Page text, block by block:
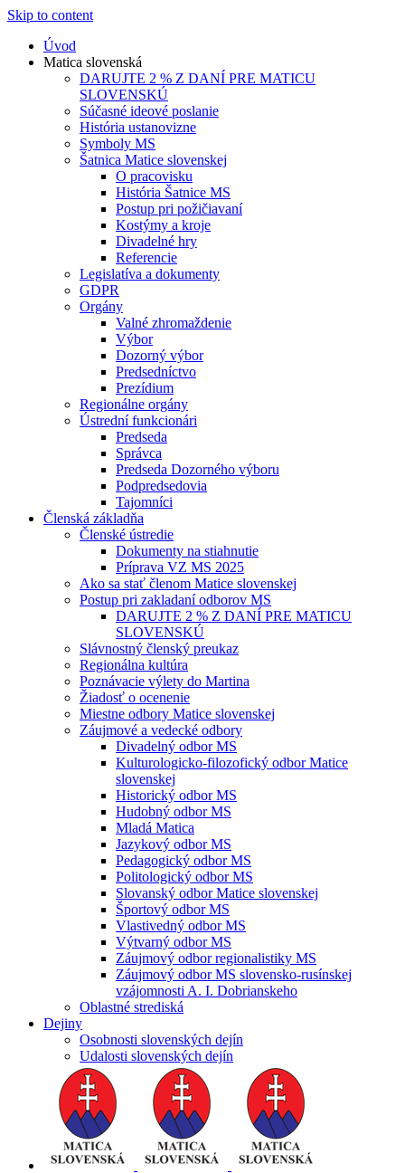
Skip to content
Úvod
Matica slovenská
DARUJTE 2 % Z DANÍ PRE MATICU
SLOVENSKÚ
Súčasné ideové poslanie
História ustanovizne
Symboly MS
Šatnica Matice slovenskej
O pracovisku
História Šatnice MS
Postup pri požičiavaní
Kostýmy a kroje
Divadelné hry
Referencie
Legislatíva a dokumenty
GDPR
Orgány
Valné zhromaždenie
Výbor
Dozorný výbor
Predsedníctvo
Prezídium
Regionálne orgány
Ústrední funkcionári
Predseda
Správca
Predseda Dozorného výboru
Podpredsedovia
Tajomníci
Členská základňa
Členské ústredie
Dokumenty na stiahnutie
Príprava VZ MS 2025
Ako sa stať členom Matice slovenskej
Postup pri zakladaní odborov MS
DARUJTE 2 % Z DANÍ PRE MATICU
SLOVENSKÚ
Slávnostný členský preukaz
Regionálna kultúra
Poznávacie výlety do Martina
Žiadosť o ocenenie
Miestne odbory Matice slovenskej
Záujmové a vedecké odbory
Divadelný odbor MS
Kulturologicko-filozofický odbor Matice
slovenskej
Historický odbor MS
Hudobný odbor MS
Mladá Matica
Jazykový odbor MS
Pedagogický odbor MS
Politologický odbor MS
Slovanský odbor Matice slovenskej
Športový odbor MS
Vlastivedný odbor MS
Výtvarný odbor MS
Záujmový odbor regionalistiky MS
Záujmový odbor MS slovensko-rusínskej
vzájomnosti A. I. Dobrianskeho
Oblastné strediská
Dejiny
Osobnosti slovenských dejín
Udalosti slovenských dejín